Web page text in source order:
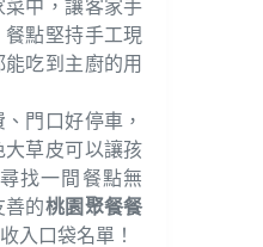
中，讓客家手
點堅持手工現
吃到主廚的用
門口好停車，
草皮可以讓孩
找一間餐點無
善的桃園聚餐餐
入口袋名單！